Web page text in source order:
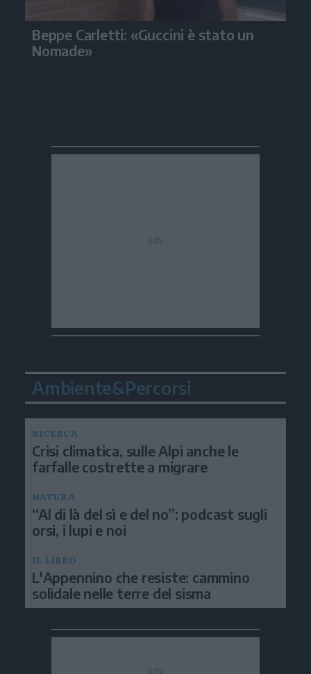
Beppe Carletti: «Guccini è stato un
Nomade»
Ambiente&Percorsi
RICERCA
Crisi climatica, sulle Alpi anche le
farfalle costrette a migrare
NATURA
“Al di là del sì e del no”: podcast sugli
orsi, i lupi e noi
IL LIBRO
L'Appennino che resiste: cammino
solidale nelle terre del sisma